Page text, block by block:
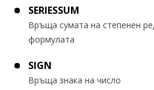
SERIESSUM
Връща сумата на степенен
формулата
SIGN
Връща знака на число